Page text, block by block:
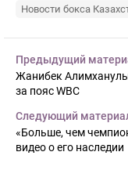
Новости бокса
Предыдущий
Жанибек
за пояс WBC
Следующий
«Больше, чем
видео о его наследии